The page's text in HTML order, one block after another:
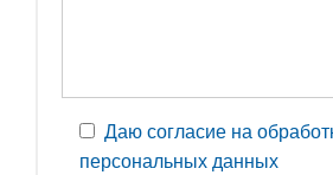
Даю согласие на
персональных данных